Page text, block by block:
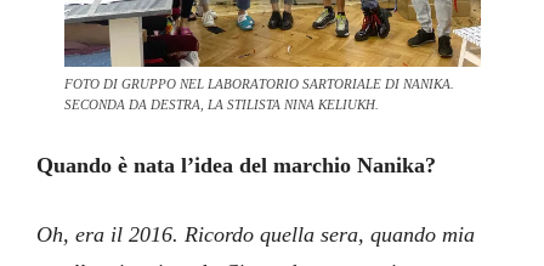
FOTO DI GRUPPO NEL LABORATORIO SARTORIALE DI NANIKA.
SECONDA DA DESTRA, LA STILISTA NINA KELIUKH.
Quando è nata l’idea del marchio Nanika?
Oh, era il 2016. Ricordo quella sera, quando mia